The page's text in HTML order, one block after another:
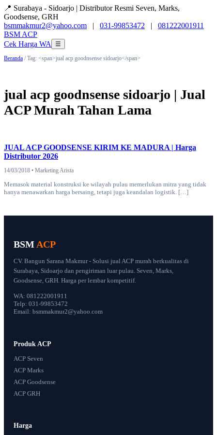
📍 Surabaya - Sidoarjo | Distributor Resmi Seven, Marks,
Goodsense, GRH
bsmmakmur2@yahoo.com | 031-99853472 | 081222001911
BSM ACP
Cek Harga WA
☰
Beranda / Tag: <span>jual acp goodnsense sidoarjo</span>
jual acp goodnsense sidoarjo | Jual
ACP Murah Tahan Lama
JUAL ACP GOODSENSE KIRIM KE MADURA | Harga
Distributor 2026
14/03/2018 • Marketing Arista
Memasok material konstruksi ke wilayah pulau memerlukan mitra yang tidak
hanya menawarkan harga bersaing, tetapi juga keandalan logistik. […]
BSM ACP
CV. Bangun Sarana Makmur - Solusi jual ACP murah berkualitas di
Surabaya, Sidoarjo dan pengiriman luar pulau. Seven, Marks,
Goodsense, GRH. Harga per lembar kompetitif.
WA: 081222001911
Telp: 031-99853472
Email: bsmmakmur2@yahoo.com
Produk ACP
ACP Seven
ACP Marks
ACP Goodsense
ACP GRH
Harga